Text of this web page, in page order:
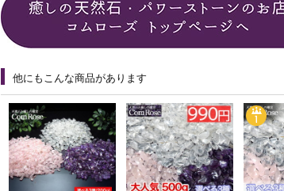
他にもこんな商品があります